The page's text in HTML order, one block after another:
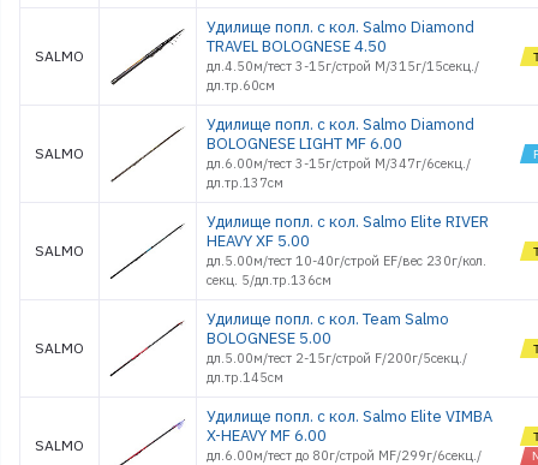
SALMO
Удилище попл. с кол. Salmo Diamond
TRAVEL BOLOGNESE 4.50
дл.4.50м/тест 3-15г/строй M/315г/15секц./
дл.тр.60см
SALMO
Удилище попл. с кол. Salmo Diamond
BOLOGNESE LIGHT MF 6.00
дл.6.00м/тест 3-15г/строй M/347г/6секц./
дл.тр.137см
SALMO
Удилище попл. с кол. Salmo Elite RIVER
HEAVY XF 5.00
дл.5.00м/тест 10-40г/строй EF/вес 230г/кол.
секц. 5/дл.тр.136см
SALMO
Удилище попл. с кол. Team Salmo
BOLOGNESE 5.00
дл.5.00м/тест 2-15г/строй F/200г/5секц./
дл.тр.145см
SALMO
Удилище попл. с кол. Salmo Elite VIMBA
X-HEAVY MF 6.00
дл.6.00м/тест до 80г/строй MF/299г/6секц./